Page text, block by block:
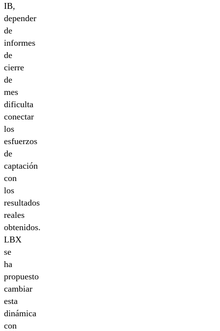
IB,
depender
de
informes
de
cierre
de
mes
dificulta
conectar
los
esfuerzos
de
captación
con
los
resultados
reales
obtenidos.
LBX
se
ha
propuesto
cambiar
esta
dinámica
con